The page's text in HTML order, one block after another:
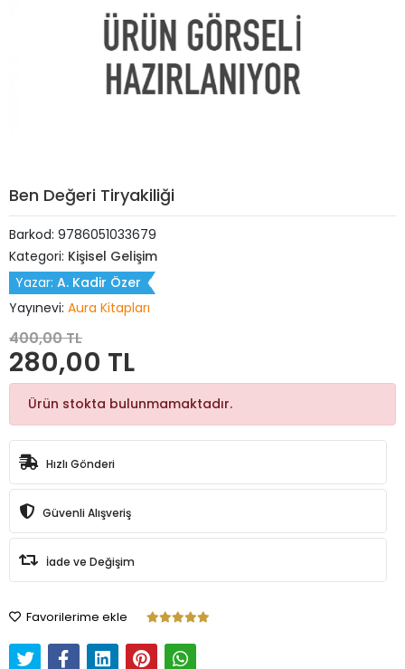
Ben Değeri Tiryakiliği
Barkod: 9786051033679
Kategori: Kişisel Gelişim
Yazar: A. Kadir Özer
Yayınevi: Aura Kitapları
400,00 TL
280,00 TL
Ürün stokta bulunmamaktadır.
Hızlı Gönderi
Güvenli Alışveriş
İade ve Değişim
Favorilerime ekle